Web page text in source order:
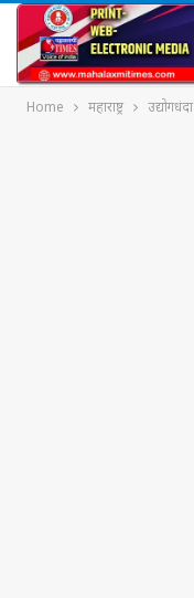
Home महाराष्ट्र उद्योगधंदा